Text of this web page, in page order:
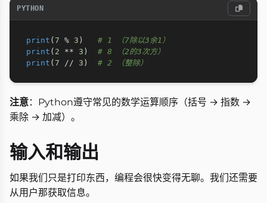
PYTHON
print ( 7 % 3 )
# 1 （7除以3余1）
print ( 2 ** 3 )
# 8 （2的3次方）
print ( 7 // 3 ) # 2 （整除）
注意：Python遵守常见的数学运算顺序（括号 → 指数 →
乘除 → 加减）。
输入和输出
如果我们只是打印东西，编程会很快变得无聊。我们还需要
从用户那获取信息。